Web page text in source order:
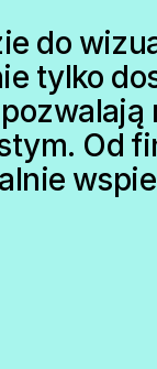
do
tylko
Od